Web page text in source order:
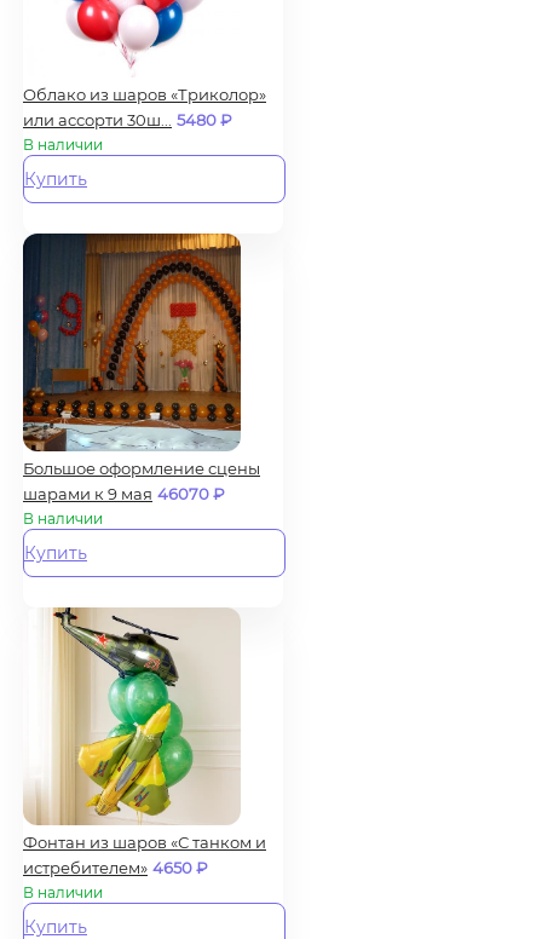
Облако из шаров «Триколор»
или ассорти 30ш...
5480₽
В наличии
Купить
Большое оформление сцены
шарами к 9 мая 46070₽
В наличии
Купить
Фонтан из шаров «С танком и
истребителем» 4650₽
В наличии
Купить